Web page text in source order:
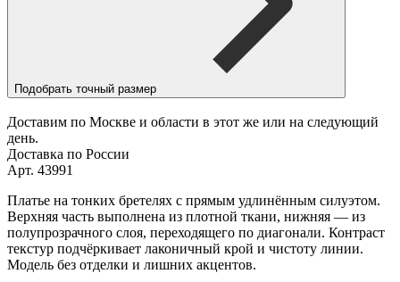
Подобрать точный размер
Доставим по Москве и области в этот же или на следующий
день.
Доставка по России
Арт. 43991
Платье на тонких бретелях с прямым удлинённым силуэтом.
Верхняя часть выполнена из плотной ткани, нижняя — из
полупрозрачного слоя, переходящего по диагонали. Контраст
текстур подчёркивает лаконичный крой и чистоту линии.
Модель без отделки и лишних акцентов.